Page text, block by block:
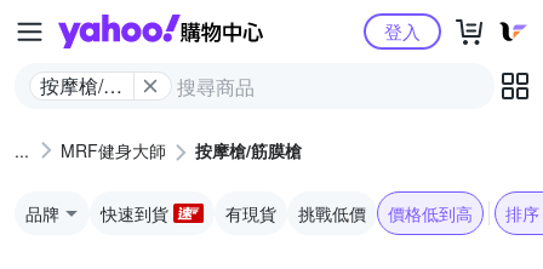
Yahoo購物中心
按摩槍/筋
登入
MRF健身大師 按摩槍/筋膜槍
品牌 快速到貨 有現貨 挑戰低價 價格低到高 排序